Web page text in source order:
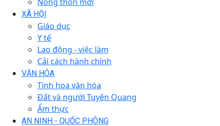
XÃ HỘI
Giáo dục
Y tế
Lao động - việc làm
Cải cách hành chính
VĂN HÓA
Tinh hoa văn hóa
Đất và người Tuyên Quang
Ẩm thực
AN NINH - QUỐC PHÒNG